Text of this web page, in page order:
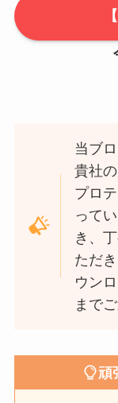
当ブ
貴社
プロ
って
き、
ただ
ウン
まで
頑